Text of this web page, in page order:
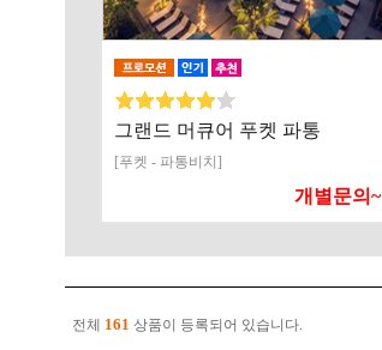
그랜드 머큐어 푸켓 파통
[푸켓 - 파통비치]
개별문의~
전체 161 상품이 등록되어 있습니다.